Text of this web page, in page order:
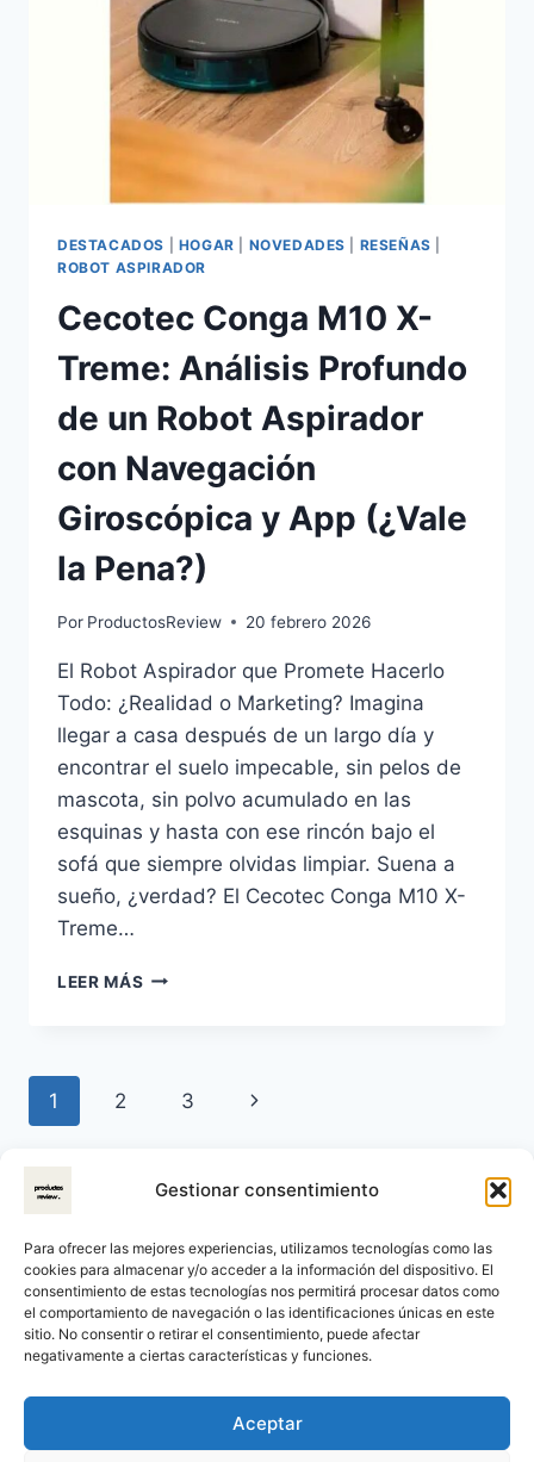
Gestionar consentimiento
Para ofrecer las mejores experiencias, utilizamos tecnologías como las
cookies para almacenar y/o acceder a la información del dispositivo. El
consentimiento de estas tecnologías nos permitirá procesar datos como
el comportamiento de navegación o las identificaciones únicas en este
sitio. No consentir o retirar el consentimiento, puede afectar
negativamente a ciertas características y funciones.
Aceptar
CÁMARA
DE
VIGILANCIA
INTERIOR
CON
DESTACADOS HOGAR NOVEDADES RESEÑAS
ROBOT ASPIRADOR
Cecotec Conga M10 X-
Treme: Análisis Profundo
de un Robot Aspirador
con Navegación
Giroscópica y App (¿Vale
la Pena?)
Por ProductosReview 20 febrero 2026
El Robot Aspirador que Promete Hacerlo
Todo: ¿Realidad o Marketing? Imagina
llegar a casa después de un largo día y
encontrar el suelo impecable, sin pelos de
mascota, sin polvo acumulado en las
esquinas y hasta con ese rincón bajo el
sofá que siempre olvidas limpiar. Suena a
sueño, ¿verdad? El Cecotec Conga M10 X-
Treme…
LEER MÁS CECOTEC
ANÁLISIS
ROBOT
CON
NAVEGACIÓN
GIROSCÓPICA
APP
LA
Navegación
página
1 2 3
Siguiente
© 2026 ProductosReview Reseñas y Comparaciones
Declaración de privacidad
Términos y condiciones